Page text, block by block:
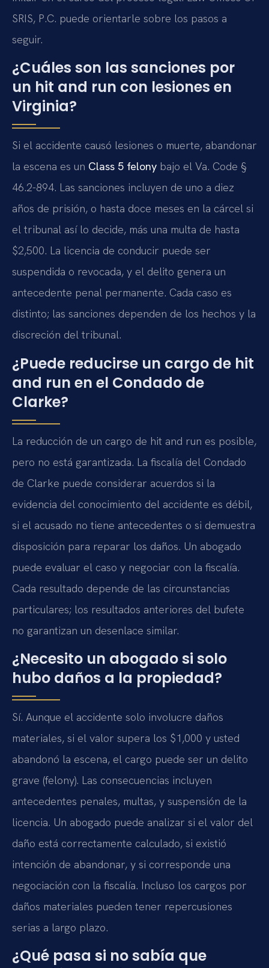
SRIS, P.C. puede orientarle sobre los pasos a
seguir.
¿Cuáles son las sanciones por
un hit and run con lesiones en
Virginia?
Si el accidente causó lesiones o muerte, abandonar
la escena es un Class 5 felony bajo el Va. Code §
46.2-894. Las sanciones incluyen de uno a diez
años de prisión, o hasta doce meses en la cárcel si
el tribunal así lo decide, más una multa de hasta
$2,500. La licencia de conducir puede ser
suspendida o revocada, y el delito genera un
antecedente penal permanente. Cada caso es
distinto; las sanciones dependen de los hechos y la
discreción del tribunal.
¿Puede reducirse un cargo de hit
and run en el Condado de
Clarke?
La reducción de un cargo de hit and run es posible,
pero no está garantizada. La fiscalía del Condado
de Clarke puede considerar acuerdos si la
evidencia del conocimiento del accidente es débil,
si el acusado no tiene antecedentes o si demuestra
disposición para reparar los daños. Un abogado
puede evaluar el caso y negociar con la fiscalía.
Cada resultado depende de las circunstancias
particulares; los resultados anteriores del bufete
no garantizan un desenlace similar.
¿Necesito un abogado si solo
hubo daños a la propiedad?
Sí. Aunque el accidente solo involucre daños
materiales, si el valor supera los $1,000 y usted
abandonó la escena, el cargo puede ser un delito
grave (felony). Las consecuencias incluyen
antecedentes penales, multas, y suspensión de la
licencia. Un abogado puede analizar si el valor del
daño está correctamente calculado, si existió
intención de abandonar, y si corresponde una
negociación con la fiscalía. Incluso los cargos por
daños materiales pueden tener repercusiones
serias a largo plazo.
¿Qué pasa si no sabía que